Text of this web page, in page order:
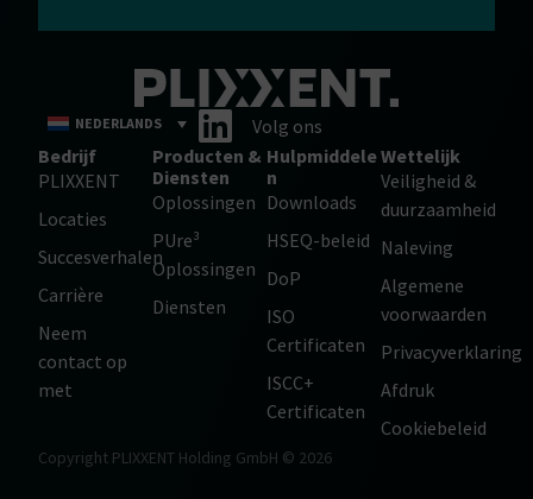
NEDERLANDS
Volg ons
Bedrijf
PLIXXENT
Locaties
Succesverhalen
Carrière
Neem
contact op
met
Producten &
Diensten
Oplossingen
PUre³
Oplossingen
Diensten
Hulpmiddele
n
Downloads
HSEQ-beleid
DoP
ISO
Certificaten
ISCC+
Certificaten
Wettelijk
Veiligheid &
duurzaamheid
Naleving
Algemene
voorwaarden
Privacyverklaring
Afdruk
Cookiebeleid
Copyright PLIXXENT Holding GmbH © 2026